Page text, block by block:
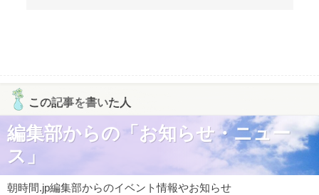
この記事を書いた人
編集部からの「お知らせ・ニュー
ス」
朝時間.jp編集部からのイベント情報やお知らせ